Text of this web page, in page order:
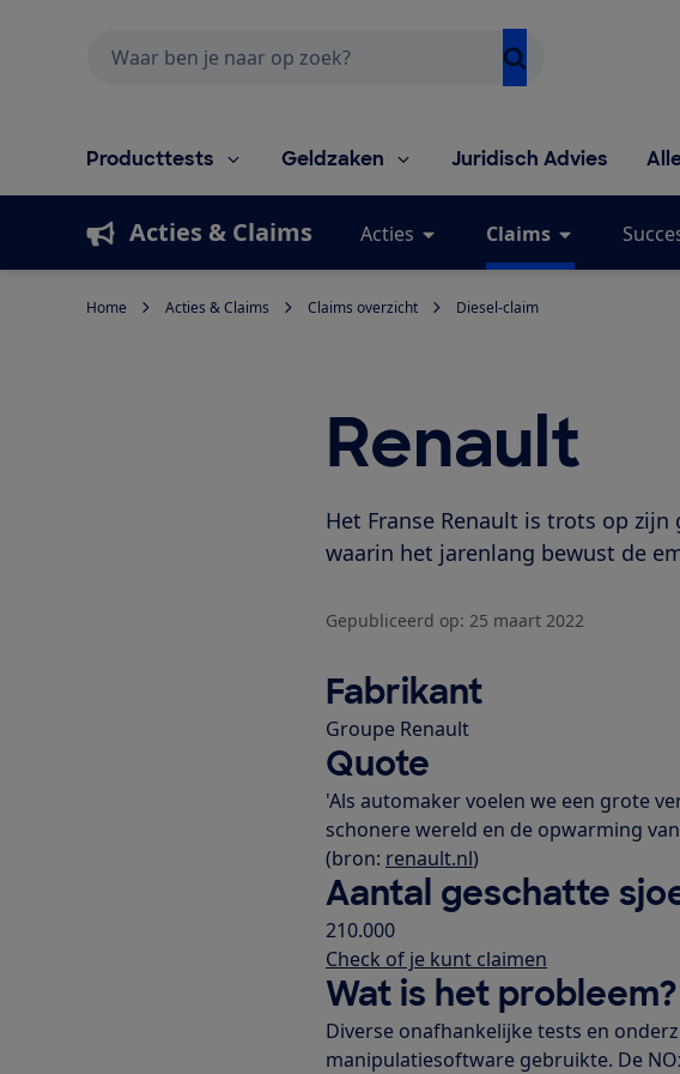
Producttests Geldzaken Juridisch Advies
Acties & Claims Acties Claims
Home Acties & Claims Claims overzicht Diesel-claim
Renault
Het Franse Renault is trots op
waarin het jarenlang bewust de
Gepubliceerd op: 25 maart 2022
Fabrikant
Groupe Renault
Quote
'Als automaker voelen we een grote
schonere wereld en de opwarming
(bron: renault.nl)
Aantal geschatte
210.000
Check of je kunt claimen
Wat is het probleem?
Diverse onafhankelijke tests en
manipulatiesoftware gebruikte. De